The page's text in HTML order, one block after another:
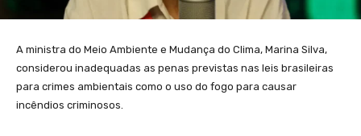
A ministra do Meio Ambiente e Mudança do Clima, Marina Silva,
considerou inadequadas as penas previstas nas leis brasileiras
para crimes ambientais como o uso do fogo para causar
incêndios criminosos.